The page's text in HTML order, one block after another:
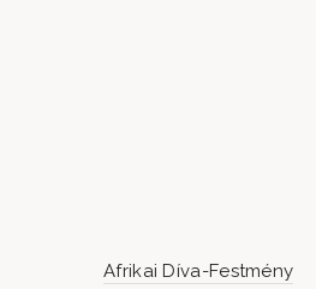
Afrikai Díva-Festmény